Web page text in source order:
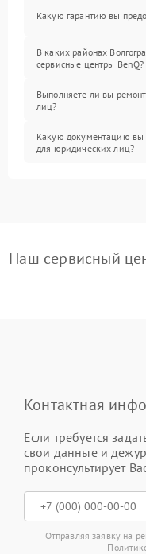
Какую гарантию вы
В каких районах
сервисные центры BenQ?
Выполняете ли вы
лиц?
Какую документацию вы
для юридических лиц?
Наш сервисный
Контактная
Если требуется
свои данные и
проконсультирует
Отправляя заявку на